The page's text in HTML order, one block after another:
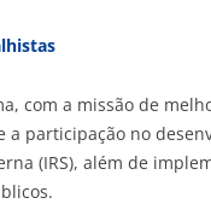
com a missão de
a participação no
(IRS), além de